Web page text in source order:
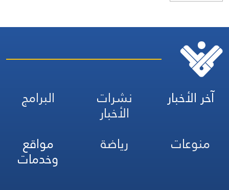
آخر الأخبار نشرات
الأخبار
البرامج
منوعات
رياضة مواقع
وخدمات